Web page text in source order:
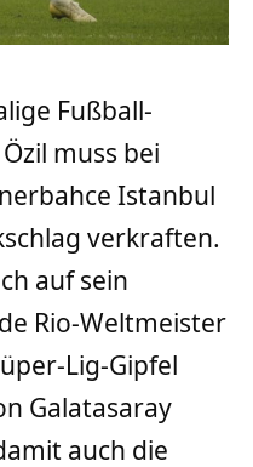
Fußball-
muss bei
Istanbul
verkraften.
auf sein
Rio-Weltmeister
Lig-Gipfel
Galatasaray
auch die